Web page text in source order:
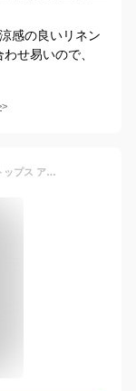
感の良いリネン
せ易いので、
羽織 メンズ カーディガン 七分袖 プリント トップス アウター 着物 浴衣 花火大会 薄手 速乾 男性用 紳士 UVカット 夏用 きれいめ おしゃれ 送料無料